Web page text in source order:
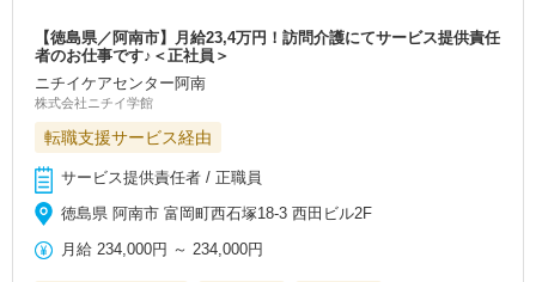
【徳島県／阿南市】月給23,4万円！訪問介護にてサービス提供責任
者のお仕事です♪＜正社員＞
ニチイケアセンター阿南
株式会社ニチイ学館
転職支援サービス経由
サービス提供責任者 / 正職員
徳島県 阿南市 富岡町西石塚18-3 西田ビル2F
月給 234,000円 ～ 234,000円